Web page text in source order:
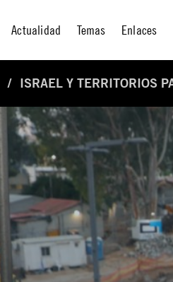
Actualidad Temas Enlaces
ISRAEL Y TERRITORIOS